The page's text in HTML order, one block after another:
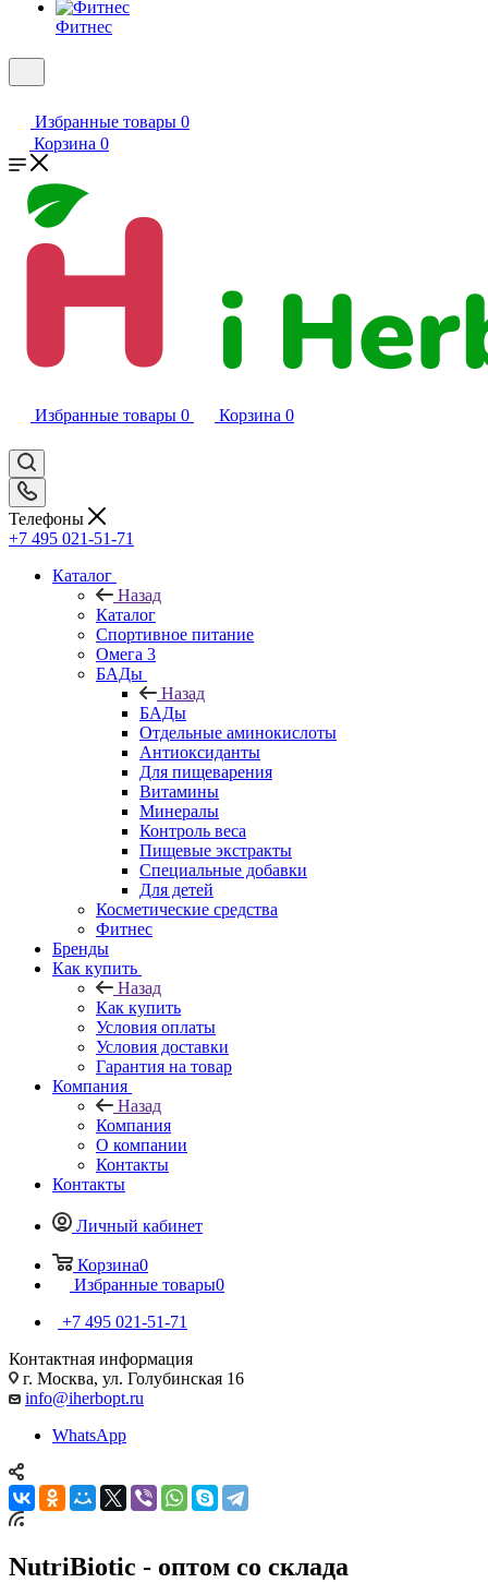
Фитнес
Избранные товары 0
Корзина 0
Избранные товары 0 Корзина 0
Телефоны
+7 495 021-51-71
Каталог
Назад
Каталог
Спортивное питание
Омега 3
БАДы
Назад
БАДы
Отдельные аминокислоты
Антиоксиданты
Для пищеварения
Витамины
Минералы
Контроль веса
Пищевые экстракты
Специальные добавки
Для детей
Косметические средства
Фитнес
Бренды
Как купить
Назад
Как купить
Условия оплаты
Условия доставки
Гарантия на товар
Компания
Назад
Компания
О компании
Контакты
Контакты
Личный кабинет
Корзина0
Избранные товары0
+7 495 021-51-71
Контактная информация
г. Москва, ул. Голубинская 16
info@iherbopt.ru
WhatsApp
NutriBiotic - оптом со склада